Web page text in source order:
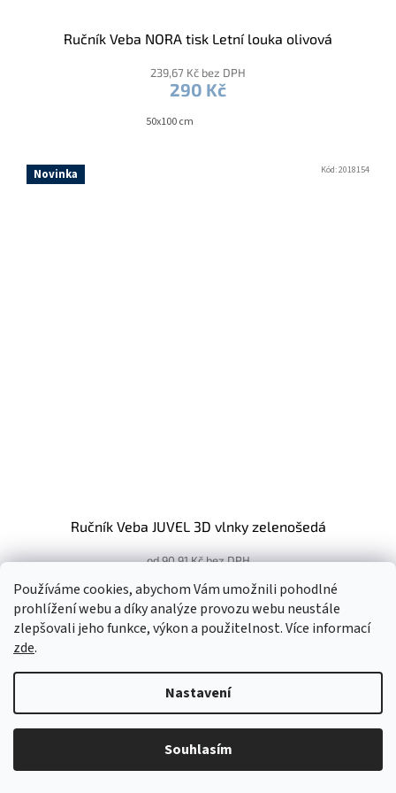
Používáme cookies, abychom Vám umožnili pohodlné
prohlížení webu a díky analýze provozu webu neustále
zlepšovali jeho funkce, výkon a použitelnost. Více informací
zde.
Nastavení
Souhlasím
Ručník Veba NORA tisk Letní louka olivová
239,67 Kč bez DPH
290 Kč
50x100 cm
Novinka
Ručník Veba JUVEL 3D vlnky zelenošedá
od 90,91 Kč bez DPH
30x50 cm 50x100 cm 70x140 cm
Kód:2018154